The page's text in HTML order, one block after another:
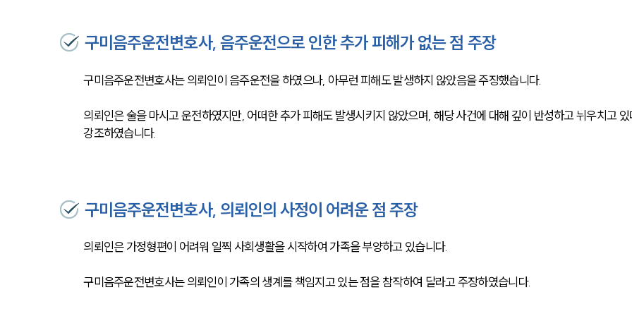
구미음주운전변호사, 음주운전으로 인한 추가 피해가 없는 점 주장
구미음주운전변호사는 의뢰인이 음주운전을 하였으나, 아무런 피해도 발생하지 않았음을 주장했습니다.
의뢰인은 술을 마시고 운전하였지만, 어떠한 추가 피해도 발생시키지 않았으며, 해당 사건에 대해 깊이 반성하고 뉘우치고
강조하였습니다.
구미음주운전변호사, 의뢰인의 사정이 어려운 점 주장
의뢰인은 가정형편이 어려워 일찍 사회생활을 시작하여 가족을 부양하고 있습니다.
구미음주운전변호사는 의뢰인이 가족의 생계를 책임지고 있는 점을 참작하여 달라고 주장하였습니다.